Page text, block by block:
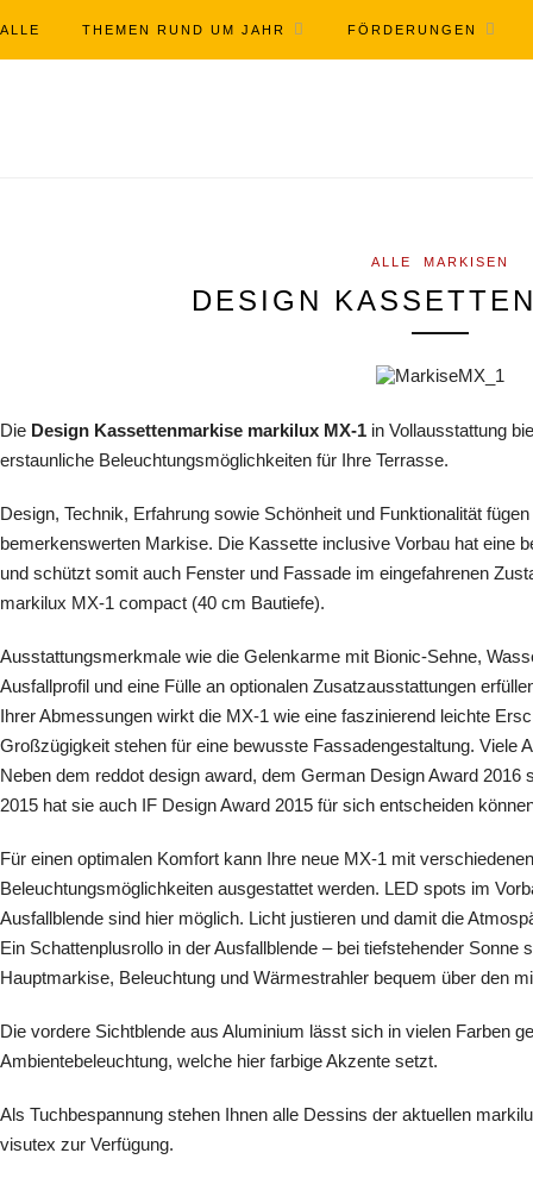
ALLE THEMEN RUND UM JAHR FÖRDERUNGEN
ALLE MARKISEN
DESIGN
Die Design Kassettenmarkise markilux MX-1 in Vollausstattung
erstaunliche Beleuchtungsmöglichkeiten für Ihre Terrasse.
Design, Technik, Erfahrung sowie Schönheit und Funktionalität
bemerkenswerten Markise. Die Kassette inclusive Vorbau hat eine
und schützt somit auch Fenster und Fassade im eingefahrenen
markilux MX-1 compact (40 cm Bautiefe).
Ausstattungsmerkmale wie die Gelenkarme mit Bionic-Sehne,
Ausfallprofil und eine Fülle an optionalen Zusatzausstattungen
Ihrer Abmessungen wirkt die MX-1 wie eine faszinierend leichte
Großzügigkeit stehen für eine bewusste Fassadengestaltung. Viele
Neben dem reddot design award, dem German Design Award 2016
2015 hat sie auch IF Design Award 2015 für sich entscheiden
Für einen optimalen Komfort kann Ihre neue MX-1 mit
Beleuchtungsmöglichkeiten ausgestattet werden. LED spots im
Ausfallblende sind hier möglich. Licht justieren und damit die
Ein Schattenplusrollo in der Ausfallblende – bei tiefstehender Sonne
Hauptmarkise, Beleuchtung und Wärmestrahler bequem über den
Die vordere Sichtblende aus Aluminium lässt sich in vielen Farben
Ambientebeleuchtung, welche hier farbige Akzente setzt.
Als Tuchbespannung stehen Ihnen alle Dessins der aktuellen
visutex zur Verfügung.